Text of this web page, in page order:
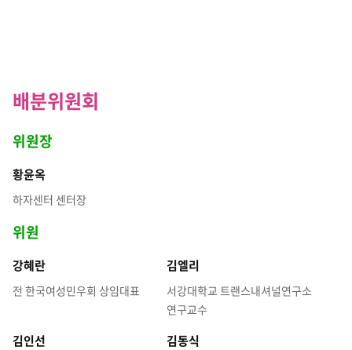
배분위원회
위원장
황윤옥
하자센터 센터장
위원
강혜란
전 한국여성민우회 상임대표
김엘리
서강대학교 트랜스내셔널연구소
연구교수
김인선 김동식